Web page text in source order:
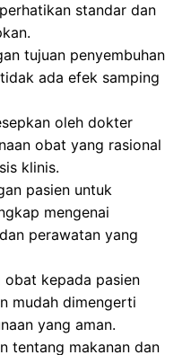
standar dan
tujuan penyembuhan
ada efek samping
oleh dokter
obat yang rasional
klinis.
pasien untuk
mengenai
perawatan yang
obat kepada pasien
mudah dimengerti
yang aman.
tentang makanan dan